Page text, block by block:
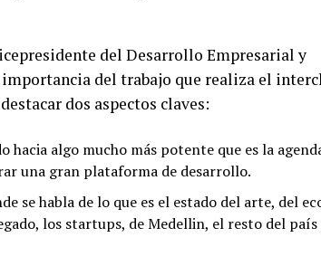
del Desarrollo Empresarial y
del trabajo que realiza el
dos aspectos claves:
hacia algo mucho más potente que es la
una gran plataforma de desarrollo.
se habla de lo que es el estado del arte, del
los startups, de Medellin, el resto del